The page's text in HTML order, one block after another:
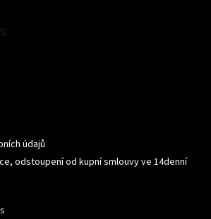
údajů
odstoupení od kupní smlouvy ve 14denní